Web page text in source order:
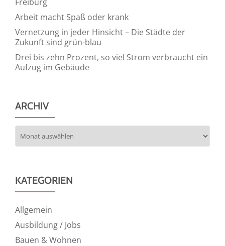
Arbeit macht Spaß oder krank
Vernetzung in jeder Hinsicht – Die Städte der
Zukunft sind grün-blau
Drei bis zehn Prozent, so viel Strom verbraucht ein
Aufzug im Gebäude
ARCHIV
KATEGORIEN
Allgemein
Ausbildung / Jobs
Bauen & Wohnen